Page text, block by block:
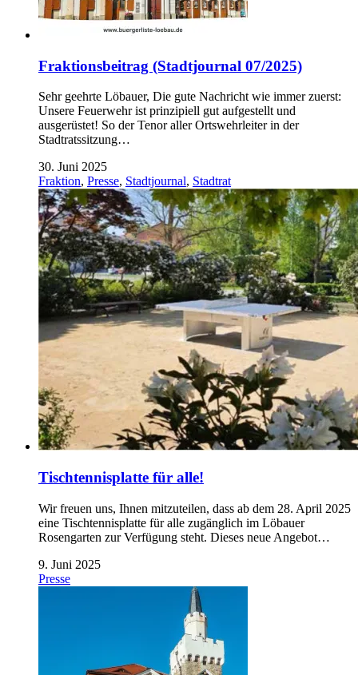
Fraktionsbeitrag (Stadtjournal 07/2025)
Sehr geehrte Löbauer, Die gute Nachricht wie immer zuerst:
Unsere Feuerwehr ist prinzipiell gut aufgestellt und
ausgerüstet! So der Tenor aller Ortswehrleiter in der
Stadtratssitzung…
30. Juni 2025
Fraktion, Presse, Stadtjournal, Stadtrat
Tischtennisplatte für alle!
Wir freuen uns, Ihnen mitzuteilen, dass ab dem 28. April 2025
eine Tischtennisplatte für alle zugänglich im Löbauer
Rosengarten zur Verfügung steht. Dieses neue Angebot…
9. Juni 2025
Presse